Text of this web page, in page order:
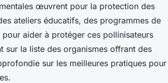
œuvrent pour la protection des
ateliers éducatifs, des programmes de
aider à protéger ces pollinisateurs
sur la liste des organismes offrant des
sur les meilleures pratiques pour